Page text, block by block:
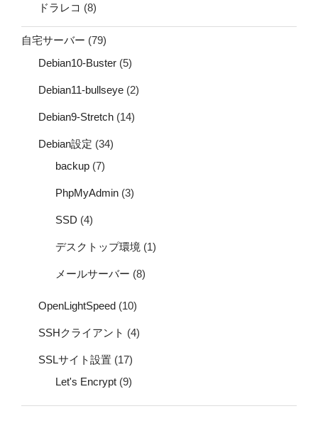
ドラレコ (8)
自宅サーバー (79)
Debian10-Buster (5)
Debian11-bullseye (2)
Debian9-Stretch (14)
Debian設定 (34)
backup (7)
PhpMyAdmin (3)
SSD (4)
デスクトップ環境 (1)
メールサーバー (8)
OpenLightSpeed (10)
SSHクライアント (4)
SSLサイト設置 (17)
Let's Encrypt (9)